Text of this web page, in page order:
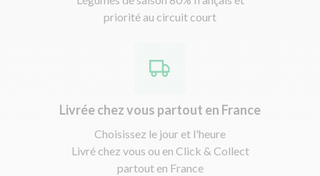
priorité au circuit court
Livrée chez vous partout en France
Choisissez le jour et l'heure
Livré chez vous ou en Click & Collect
partout en France